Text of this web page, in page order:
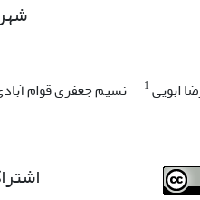
ابویی1 نسیم جعفری قوام